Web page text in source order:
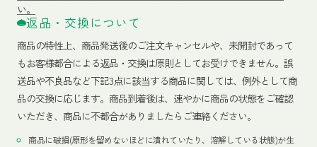
い。
返品・交換について
商品の特性上、商品発送後のご注文キャンセルや、未開封であって
もお客様都合による返品・交換は原則としてお受けできません。誤
送品や不良品など下記3点に該当する商品に関しては、例外として商
品の交換に応じます。商品到着後は、速やかに商品の状態をご確認
いただき、商品に不都合がありましたらご連絡ください。
商品に破損(原形を留めないほどに潰れていたり、溶解している状態)が生